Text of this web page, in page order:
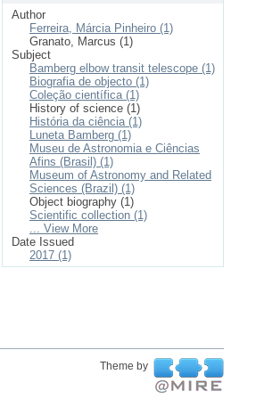
Author
Ferreira, Márcia Pinheiro (1)
Granato, Marcus (1)
Subject
Bamberg elbow transit telescope (1)
Biografia de objecto (1)
Coleção científica (1)
History of science (1)
História da ciência (1)
Luneta Bamberg (1)
Museu de Astronomia e Ciências
Afins (Brasil) (1)
Museum of Astronomy and Related
Sciences (Brazil) (1)
Object biography (1)
Scientific collection (1)
... View More
Date Issued
2017 (1)
Theme by